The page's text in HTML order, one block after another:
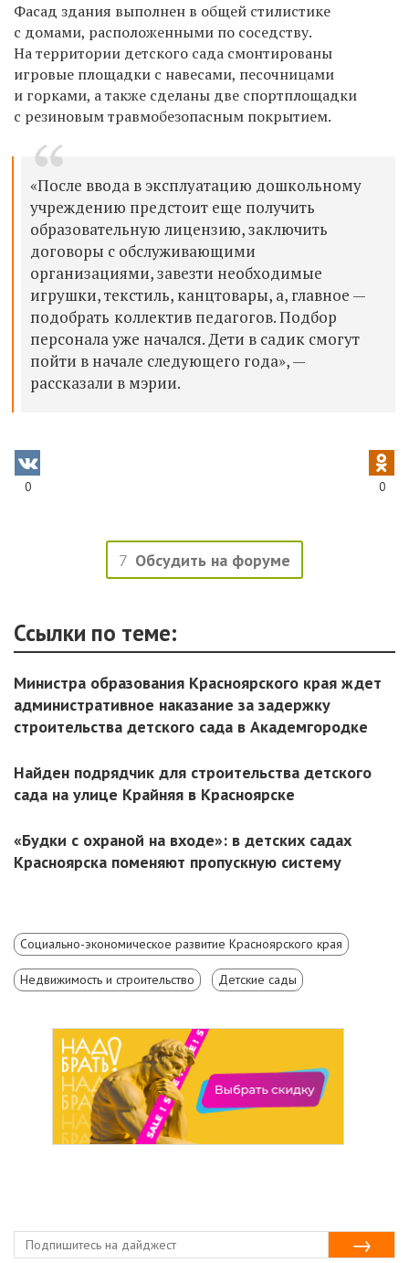
Фасад здания выполнен в общей стилистике
с домами, расположенными по соседству.
На территории детского сада смонтированы
игровые площадки с навесами, песочницами
и горками, а также сделаны две спортплощадки
с резиновым травмобезопасным покрытием.
«После ввода в эксплуатацию дошкольному
учреждению предстоит еще получить
образовательную лицензию, заключить
договоры с обслуживающими
организациями, завезти необходимые
игрушки, текстиль, канцтовары, а, главное —
подобрать коллектив педагогов. Подбор
персонала уже начался. Дети в садик смогут
пойти в начале следующего года», —
рассказали в мэрии.
0 0
7 Обсудить на форуме
Ссылки по теме:
Министра образования Красноярского края ждет
административное наказание за задержку
строительства детского сада в Академгородке
Найден подрядчик для строительства детского
сада на улице Крайняя в Красноярске
«Будки с охраной на входе»: в детских садах
Красноярска поменяют пропускную систему
Социально-экономическое развитие Красноярского края
Недвижимость и строительство Детские сады